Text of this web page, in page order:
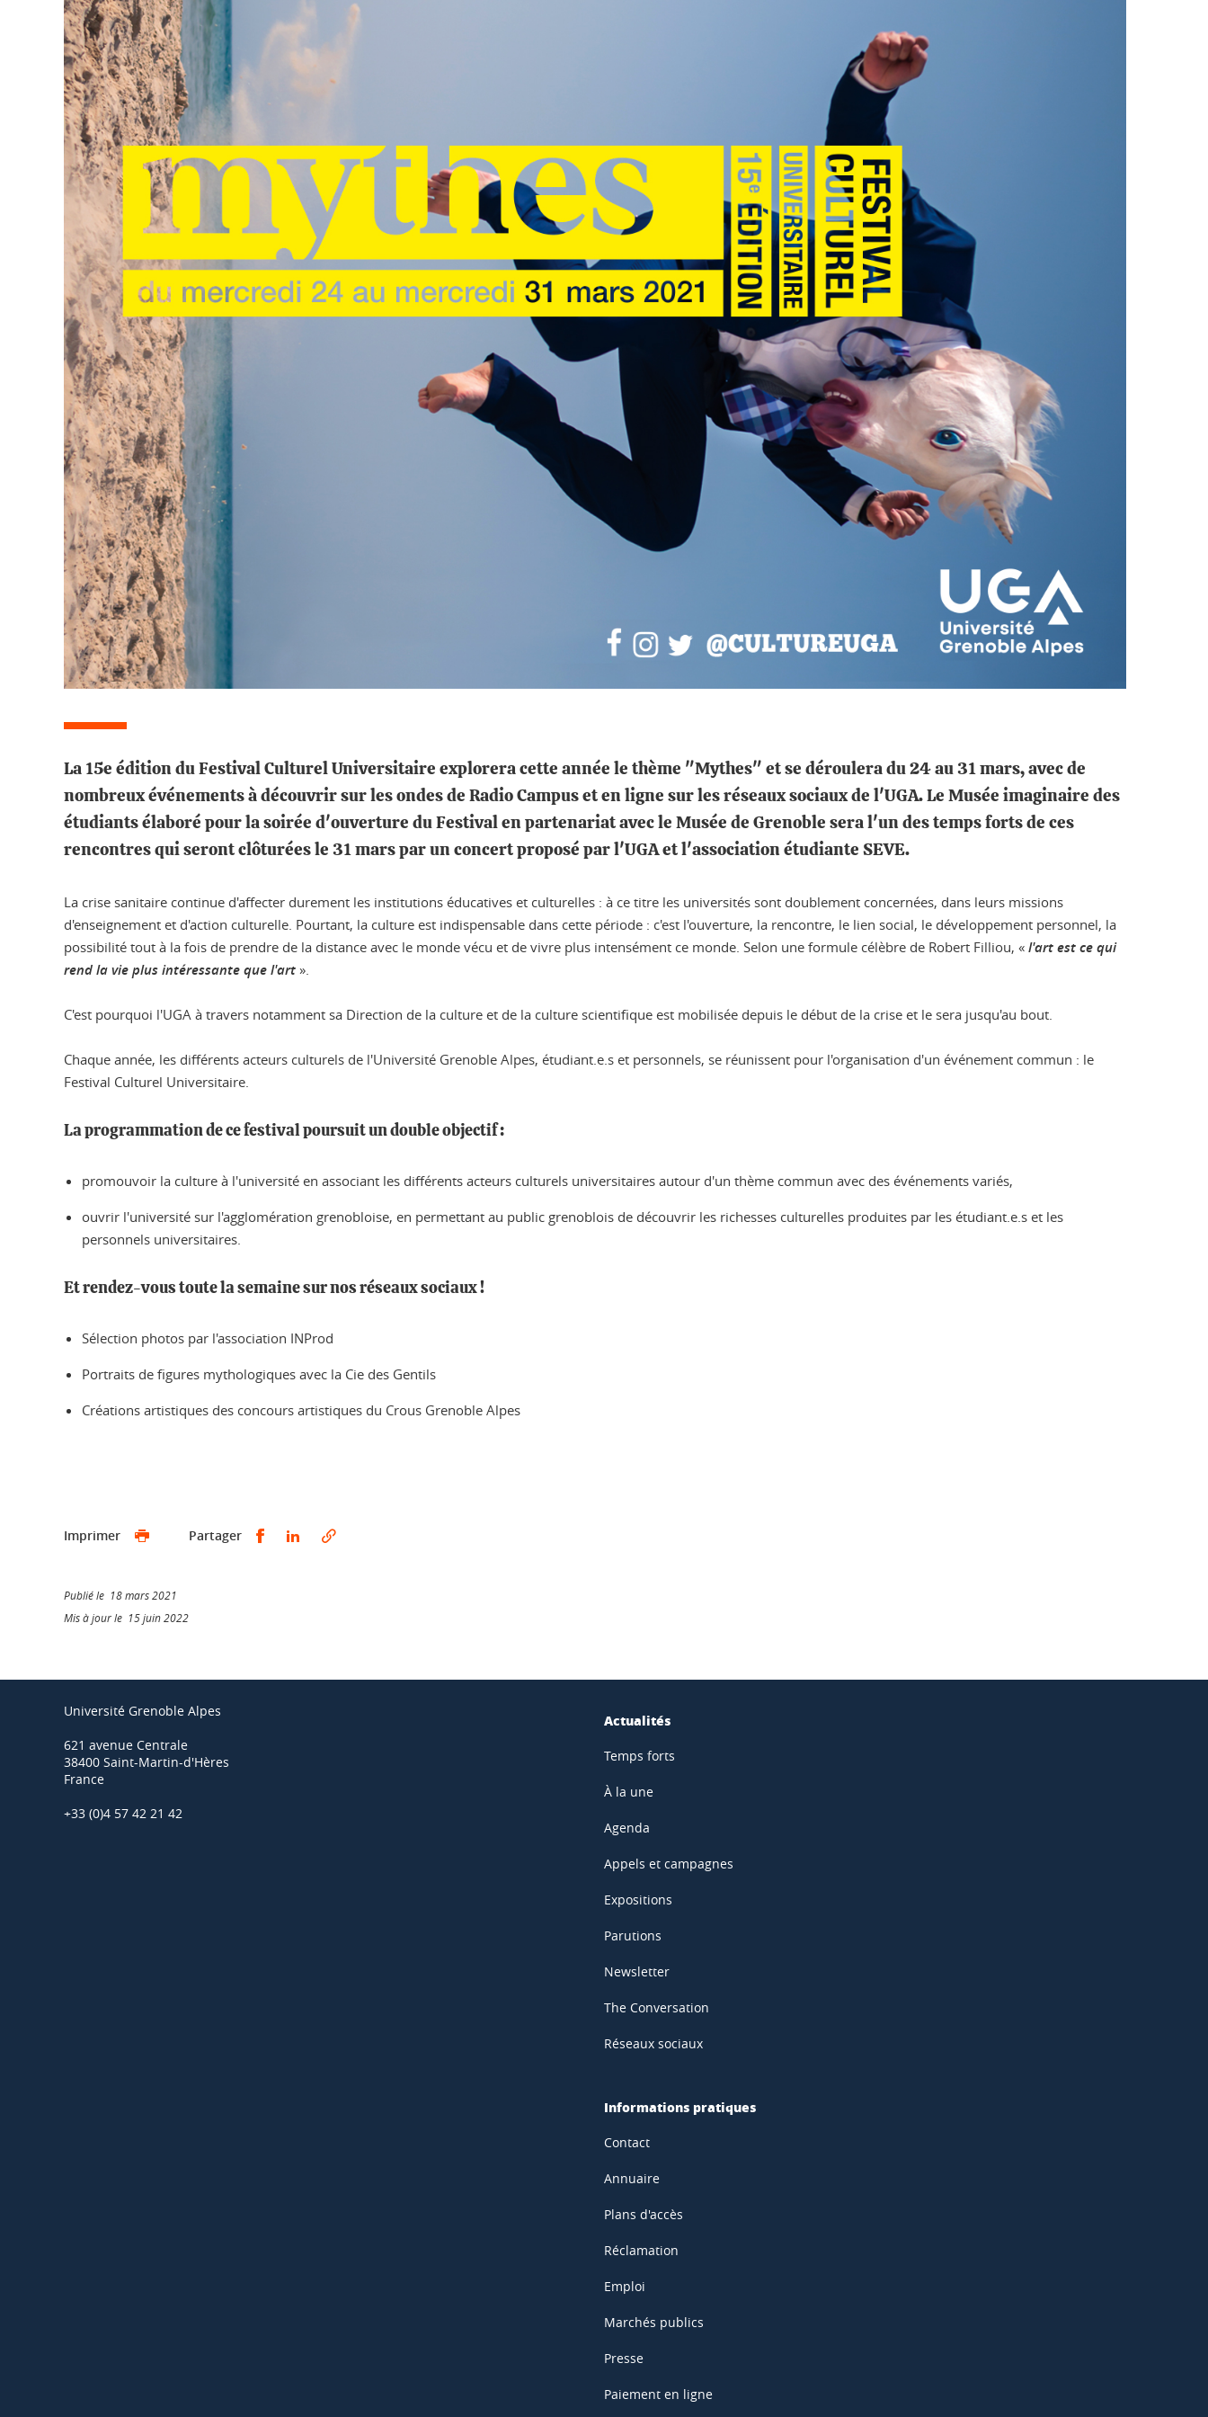
La 15e édition du Festival Culturel Universitaire explorera cette année le thème "Mythes" et se déroulera du 24 au 31 mars, avec de
nombreux événements à découvrir sur les ondes de Radio Campus et en ligne sur les réseaux sociaux de l'UGA. Le Musée imaginaire des
étudiants élaboré pour la soirée d'ouverture du Festival en partenariat avec le Musée de Grenoble sera l'un des temps forts de ces
rencontres qui seront clôturées le 31 mars par un concert proposé par l'UGA et l'association étudiante SEVE.
La crise sanitaire continue d'affecter durement les institutions éducatives et culturelles : à ce titre les universités sont doublement concernées, dans leurs missions
d'enseignement et d'action culturelle. Pourtant, la culture est indispensable dans cette période : c'est l'ouverture, la rencontre, le lien social, le développement personnel, la
possibilité tout à la fois de prendre de la distance avec le monde vécu et de vivre plus intensément ce monde. Selon une formule célèbre de Robert Filliou, « l'art est ce qui
rend la vie plus intéressante que l'art ».
C'est pourquoi l'UGA à travers notamment sa Direction de la culture et de la culture scientifique est mobilisée depuis le début de la crise et le sera jusqu'au bout.
Chaque année, les différents acteurs culturels de l'Université Grenoble Alpes, étudiant.e.s et personnels, se réunissent pour l'organisation d'un événement commun : le
Festival Culturel Universitaire.
La programmation de ce festival poursuit un double objectif :
promouvoir la culture à l'université en associant les différents acteurs culturels universitaires autour d'un thème commun avec des événements variés,
ouvrir l'université sur l'agglomération grenobloise, en permettant au public grenoblois de découvrir les richesses culturelles produites par les étudiant.e.s et les
personnels universitaires.
Et rendez-vous toute la semaine sur nos réseaux sociaux !
Sélection photos par l'association INProd
Portraits de figures mythologiques avec la Cie des Gentils
Créations artistiques des concours artistiques du Crous Grenoble Alpes
Imprimer Partager Partager sur Facebook
Partager sur LinkedIn
Publié le 18 mars 2021
Mis à jour le 15 juin 2022
Université Grenoble Alpes
621 avenue Centrale
38400 Saint-Martin-d'Hères
France
+33 (0)4 57 42 21 42
Actualités
Temps forts
À la une
Agenda
Appels et campagnes
Expositions
Parutions
Newsletter
The Conversation
Réseaux sociaux
Informations pratiques
Contact
Annuaire
Plans d'accès
Réclamation
Emploi
Marchés publics
Presse
Paiement en ligne